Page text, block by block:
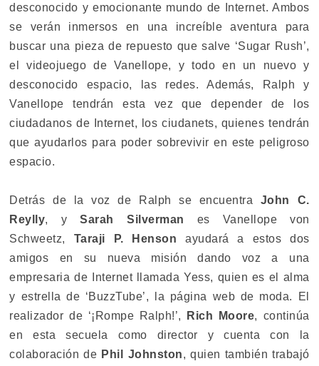
desconocido y emocionante mundo de Internet. Ambos
se verán inmersos en una increíble aventura para
buscar una pieza de repuesto que salve ‘Sugar Rush’,
el videojuego de Vanellope, y todo en un nuevo y
desconocido espacio, las redes. Además, Ralph y
Vanellope tendrán esta vez que depender de los
ciudadanos de Internet, los ciudanets, quienes tendrán
que ayudarlos para poder sobrevivir en este peligroso
espacio.
Detrás de la voz de Ralph se encuentra John C.
Reylly, ySarah Silverman es Vanellope von
Schweetz, Taraji P. Henson ayudará a estos dos
amigos en su nueva misión dando voz a una
empresaria de Internet llamada Yess, quien es el alma
y estrella de ‘BuzzTube’, la página web de moda. El
realizador de ‘¡Rompe Ralph!’,
Rich Moore, continúa
en esta secuela como director y cuenta con la
colaboración de Phil Johnston, quien también trabajó